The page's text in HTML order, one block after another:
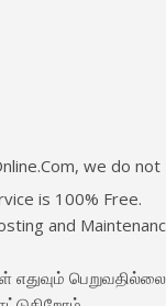
we do not
is 100% Free.
and